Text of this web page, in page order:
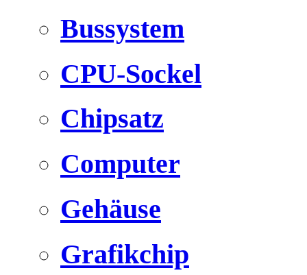
Bussystem
CPU-Sockel
Chipsatz
Computer
Gehäuse
Grafikchip